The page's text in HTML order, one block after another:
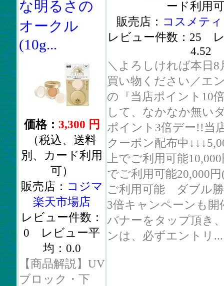
な明るさの
オークル
(10g...
価格： 3,300 円
（税込、送料
別、カード利用
可）
販売店： コジマ
楽天市場店
レビュー件数：
0 レビュー平
均：0.0
【商品解説】UV
ブロック・下
ード利用
販売店： コスメテ
レビュー件数：25
4.52
＼よろしければ本日8
買い物ください／エ
の『当店ポイント10
して、なかなか無い
ポイント3倍デー!!当
クーポン配布中
上でご利用可能
でご利用可能20,000
ご利用可能 ダブル
3倍キャンペーンも
バナーをタップ頂き
ンは、必ずエントリ...